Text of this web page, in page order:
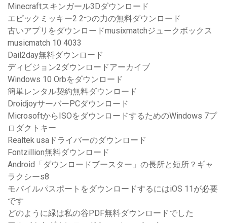
Minecraftスキンガール3Dダウンロード
エピックミッキー2 2つの力の無料ダウンロード
古いアプリをダウンロードmusixmatchジュークボックス
musicmatch 10 4033
Dail2day無料ダウンロード
ディビジョン2ダウンロードアーカイブ
Windows 10 Orbをダウンロード
簡単レンタル契約無料ダウンロード
DroidjoyサーバーPCダウンロード
MicrosoftからISOをダウンロードするためのWindows 7プ
ロダクトキー
Realtek usaドライバーのダウンロード
Fontzillion無料ダウンロード
Android「ダウンロードブースター」の長所と短所？ギャ
ラクシーs8
モバイルパスポートをダウンロードするにはiOS 11が必要
です
どのように緑は私の谷PDF無料ダウンロードでした